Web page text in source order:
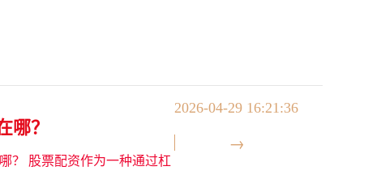
？
2026-04-29 16:21:36
？ 股票配资作为一种通过杠